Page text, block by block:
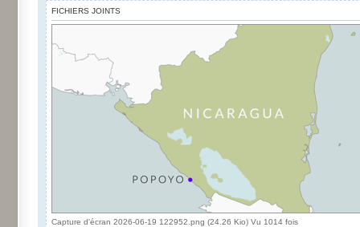
FICHIERS JOINTS
Capture d'écran 2026-06-19 122952.png (24.26 Kio) Vu 1014 fois